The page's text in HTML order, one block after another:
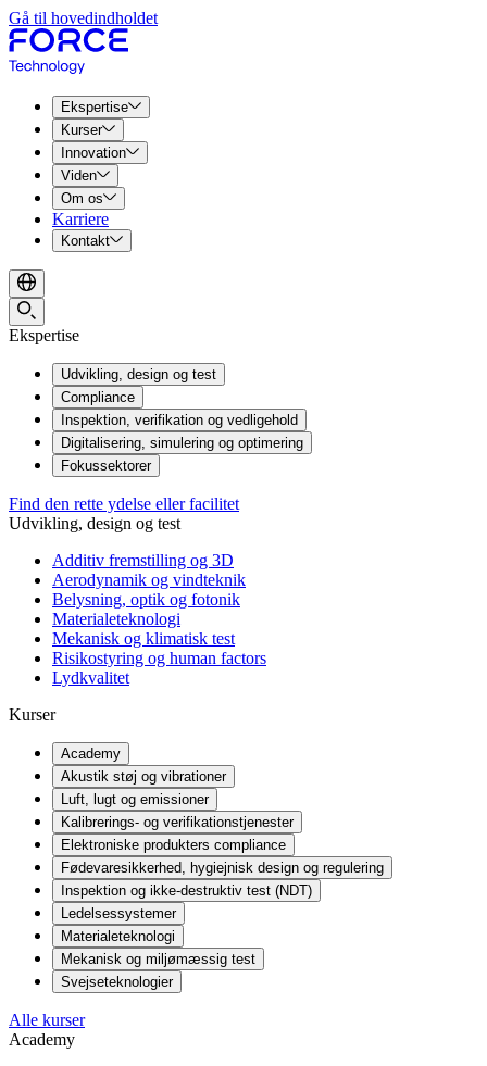
Gå til hovedindholdet
Ekspertise
Kurser
Innovation
Viden
Om os
Karriere
Kontakt
Ekspertise
Udvikling, design og test
Compliance
Inspektion, verifikation og vedligehold
Digitalisering, simulering og optimering
Fokussektorer
Find den rette ydelse eller facilitet
Udvikling, design og test
Additiv fremstilling og 3D
Aerodynamik og vindteknik
Belysning, optik og fotonik
Materialeteknologi
Mekanisk og klimatisk test
Risikostyring og human factors
Lydkvalitet
Kurser
Academy
Akustik støj og vibrationer
Luft, lugt og emissioner
Kalibrerings- og verifikationstjenester
Elektroniske produkters compliance
Fødevaresikkerhed, hygiejnisk design og regulering
Inspektion og ikke-destruktiv test (NDT)
Ledelsessystemer
Materialeteknologi
Mekanisk og miljømæssig test
Svejseteknologier
Alle kurser
Academy